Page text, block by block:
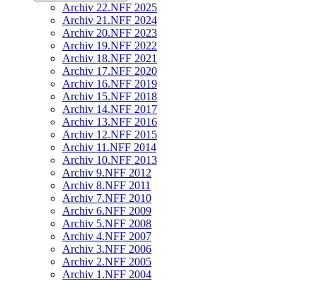
Archiv 22.NFF 2025
Archiv 21.NFF 2024
Archiv 20.NFF 2023
Archiv 19.NFF 2022
Archiv 18.NFF 2021
Archiv 17.NFF 2020
Archiv 16.NFF 2019
Archiv 15.NFF 2018
Archiv 14.NFF 2017
Archiv 13.NFF 2016
Archiv 12.NFF 2015
Archiv 11.NFF 2014
Archiv 10.NFF 2013
Archiv 9.NFF 2012
Archiv 8.NFF 2011
Archiv 7.NFF 2010
Archiv 6.NFF 2009
Archiv 5.NFF 2008
Archiv 4.NFF 2007
Archiv 3.NFF 2006
Archiv 2.NFF 2005
Archiv 1.NFF 2004